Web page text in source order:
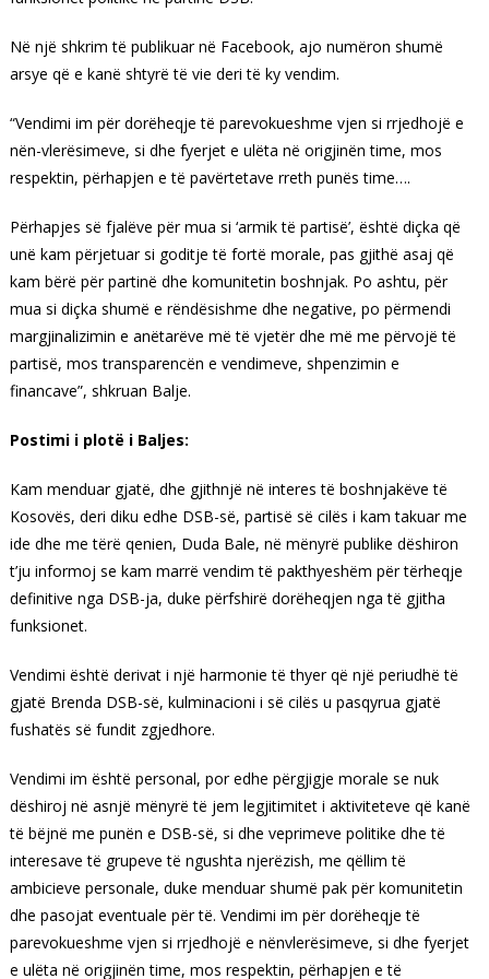
Në një shkrim të publikuar në Facebook, ajo numëron shumë
arsye që e kanë shtyrë të vie deri të ky vendim.
“Vendimi im për dorëheqje të parevokueshme vjen si rrjedhojë e
nën-vlerësimeve, si dhe fyerjet e ulëta në origjinën time, mos
respektin, përhapjen e të pavërtetave rreth punës time….
Përhapjes së fjalëve për mua si ‘armik të partisë’, është diçka që
unë kam përjetuar si goditje të fortë morale, pas gjithë asaj që
kam bërë për partinë dhe komunitetin boshnjak. Po ashtu, për
mua si diçka shumë e rëndësishme dhe negative, po përmendi
margjinalizimin e anëtarëve më të vjetër dhe më me përvojë të
partisë, mos transparencën e vendimeve, shpenzimin e
financave”, shkruan Balje.
Postimi i plotë i Baljes:
Kam menduar gjatë, dhe gjithnjë në interes të boshnjakëve të
Kosovës, deri diku edhe DSB-së, partisë së cilës i kam takuar me
ide dhe me tërë qenien, Duda Bale, në mënyrë publike dëshiron
t’ju informoj se kam marrë vendim të pakthyeshëm për tërheqje
definitive nga DSB-ja, duke përfshirë dorëheqjen nga të gjitha
funksionet.
Vendimi është derivat i një harmonie të thyer që një periudhë të
gjatë Brenda DSB-së, kulminacioni i së cilës u pasqyrua gjatë
fushatës së fundit zgjedhore.
Vendimi im është personal, por edhe përgjigje morale se nuk
dëshiroj në asnjë mënyrë të jem legjitimitet i aktiviteteve që kanë
të bëjnë me punën e DSB-së, si dhe veprimeve politike dhe të
interesave të grupeve të ngushta njerëzish, me qëllim të
ambicieve personale, duke menduar shumë pak për komunitetin
dhe pasojat eventuale për të. Vendimi im për dorëheqje të
parevokueshme vjen si rrjedhojë e nënvlerësimeve, si dhe fyerjet
e ulëta në origjinën time, mos respektin, përhapjen e të